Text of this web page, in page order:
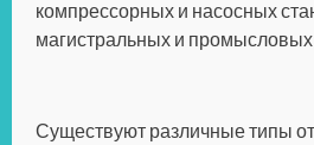
компрессорных и насосных
магистральных и
Существуют различные типы